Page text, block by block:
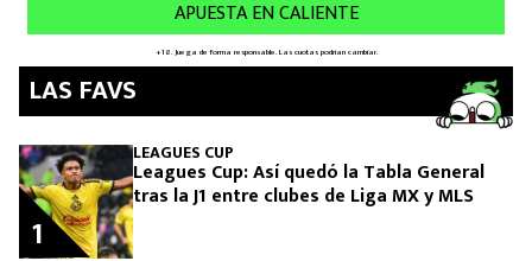
LAS FAVS
LEAGUES CUP
Leagues Cup: Así quedó la Tabla General
tras la J1 entre clubes de Liga MX y MLS
1